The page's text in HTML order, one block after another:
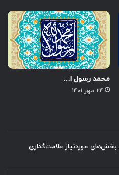
محمد رسول ا…
۲۴ مهر ۱۴۰۱
بخش‌های موردنیاز علامت‌گذاری